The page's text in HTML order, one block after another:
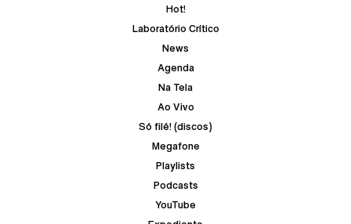
Hot!
Laboratório Crítico
News
Agenda
Na Tela
Ao Vivo
Só filé! (discos)
Megafone
Playlists
Podcasts
YouTube